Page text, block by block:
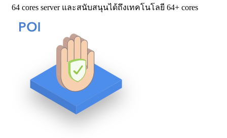
64 cores server และสนับสนุนได้ถึงเทคโนโลยี 64+ cores